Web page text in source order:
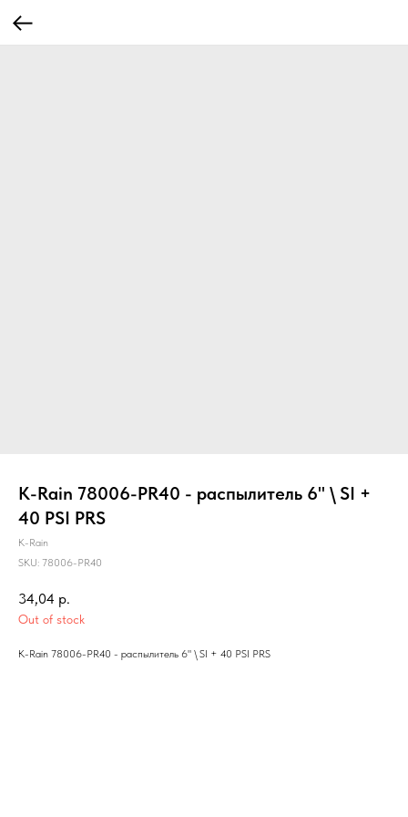
K-Rain 78006-PR40 - распылитель 6" \ SI +
40 PSI PRS
K-Rain
SKU: 78006-PR40
34,04 р.
Out of stock
K-Rain 78006-PR40 - распылитель 6" \ SI + 40 PSI PRS